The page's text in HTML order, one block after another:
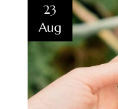
23
Aug